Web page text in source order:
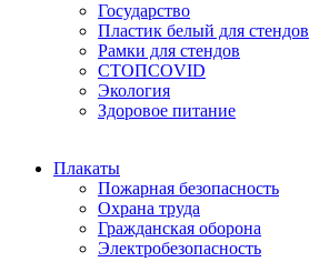
Государство
Пластик белый для стендов
Рамки для стендов
СТОПCOVID
Экология
Здоровое питание
Плакаты
Пожарная безопасность
Охрана труда
Гражданская оборона
Электробезопасность